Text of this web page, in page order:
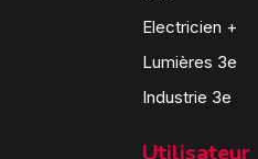
Electricien +
Lumières 3e
Industrie 3e
Utilisateur